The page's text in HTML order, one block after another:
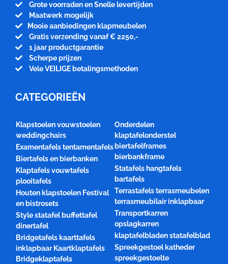
Grote voorraden en Snelle levertijden
Maatwerk mogelijk
Mooie aanbiedingen klapmeubelen
Gratis verzending vanaf € 2250,-
1 jaar productgarantie
Scherpe prijzen
Vele VEILIGE betalingsmethoden
CATEGORIEËN
Klapstoelen vouwstoelen
weddingchairs
Examentafels tentamentafels
Biertafels en bierbanken
Klaptafels vouwtafels
plooitafels
Houten klapstoelen Festival
en bistrosets
Style statafel buffettafel
dinertafel
Bridgetafels kaarttafels
inklapbaar Kaartklaptafels
Bridgeklaptafels
Onderdelen
klaptafelonderstel
biertafelframes
bierbankframe
Statafels hangtafels
bartafels
Terrastafels terrasmeubelen
terrasmeubilair inklapbaar
Transportkarren
opslagkarren
klaptafelbladen statafelblad
Spreekgestoel katheder
spreekgestoelte